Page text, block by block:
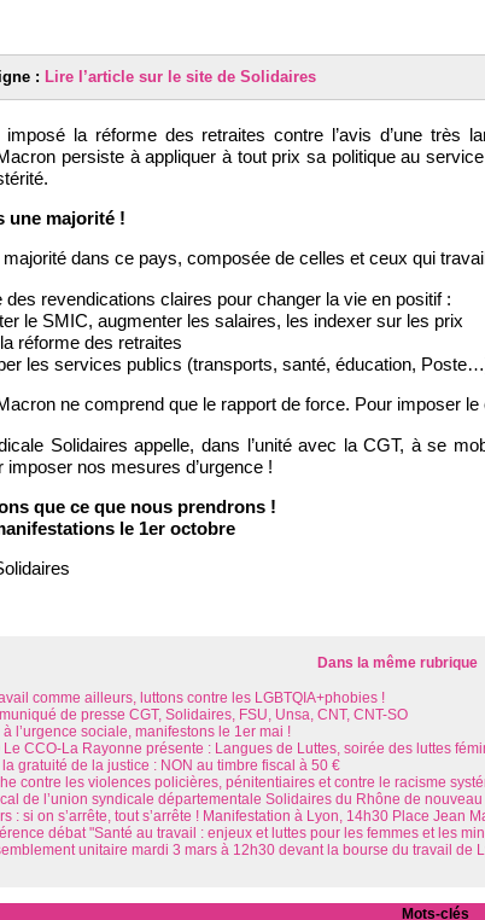
: Lire l’article sur le site de Solidaires
la réforme des retraites contre l’avis d’une très
persiste à appliquer à tout prix sa politique au
une majorité !
dans ce pays, composée de celles et ceux qui
des revendications claires pour changer la vie en positif :
le SMIC, augmenter les salaires, les indexer sur les prix
réforme des retraites
les services publics (transports, santé, éducation,
ne comprend que le rapport de force. Pour imposer
Solidaires appelle, dans l’unité avec la CGT, à se
imposer nos mesures d’urgence !
que ce que nous prendrons !
le 1er octobre
Dans la même rubrique
comme ailleurs, luttons contre les LGBTQIA+phobies !
de presse CGT, Solidaires, FSU, Unsa, CNT, CNT-SO
à l’urgence sociale, manifestons le 1er mai !
Le CCO-La Rayonne présente : Langues de Luttes, soirée des luttes
la gratuité de la justice : NON au timbre fiscal à 50 €
contre les violences policières, pénitentiaires et contre le racisme
de l’union syndicale départementale Solidaires du Rhône de nouveau
: si on s’arrête, tout s’arrête ! Manifestation à Lyon, 14h30 Place Jean
débat "Santé au travail : enjeux et luttes pour les femmes et les
unitaire mardi 3 mars à 12h30 devant la bourse du travail de
Mots-clés